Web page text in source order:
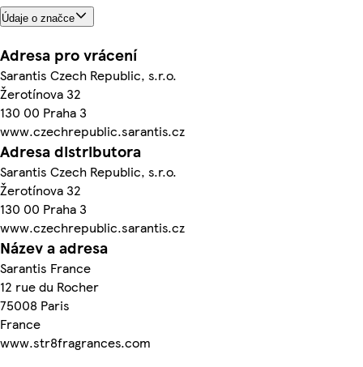
Údaje o značce
Adresa pro vrácení
Sarantis Czech Republic, s.r.o.
Žerotínova 32
130 00 Praha 3
www.czechrepublic.sarantis.cz
Adresa distributora
Sarantis Czech Republic, s.r.o.
Žerotínova 32
130 00 Praha 3
www.czechrepublic.sarantis.cz
Název a adresa
Sarantis France
12 rue du Rocher
75008 Paris
France
www.str8fragrances.com